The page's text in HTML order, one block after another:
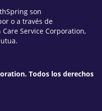
son
o a través de
Service Corporation,
Todos los derechos